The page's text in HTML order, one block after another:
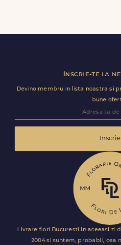
Trimite
Inscrie-te la
Devino membru in lista noastra si
bune
Inscrie
Livrare flori Bucuresti in aceeasi zi
2004 si suntem, probabil, cea